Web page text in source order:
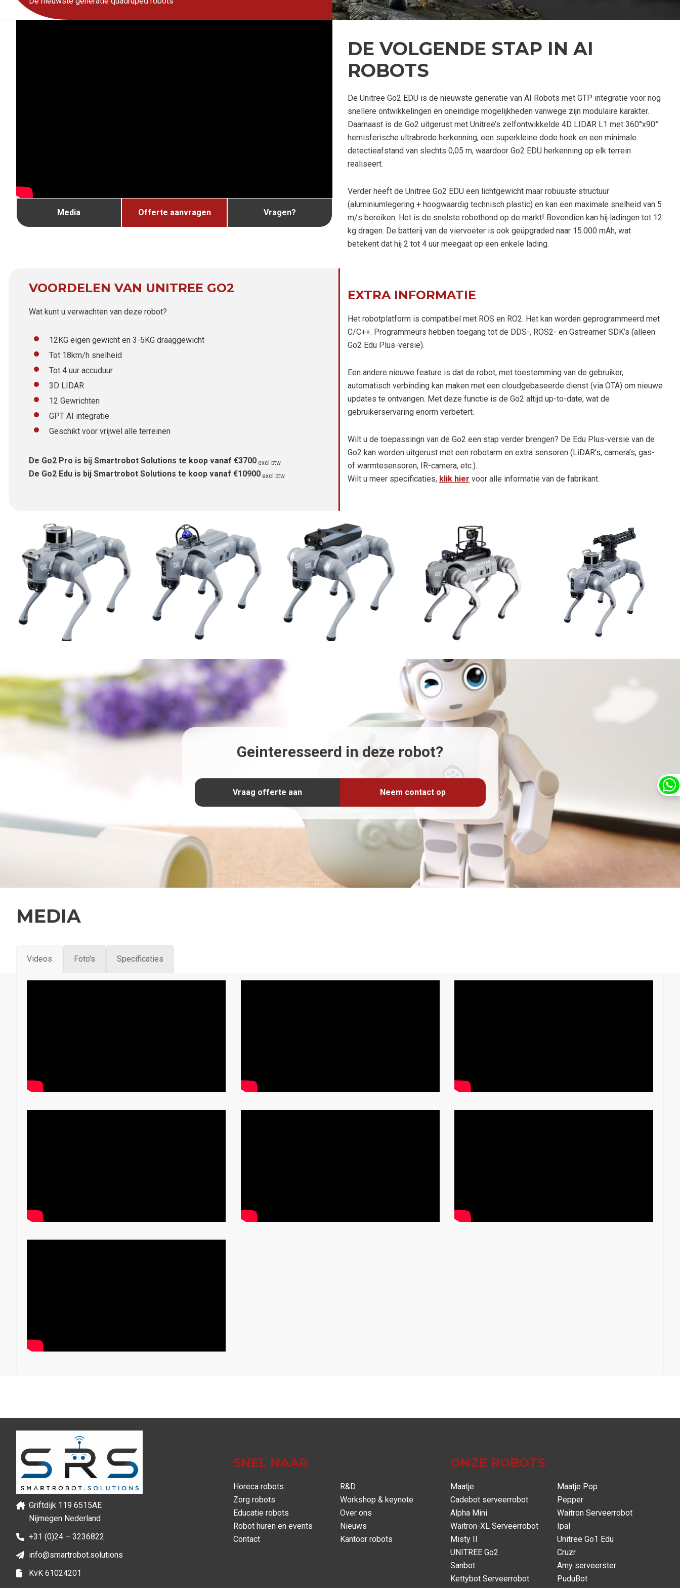
Media Offerte aanvragen Vragen?
DE VOLGENDE STAP IN AI
ROBOTS
De Unitree Go2 EDU is de nieuwste generatie van AI Robots met GTP integratie voor nog
snellere ontwikkelingen en oneindige mogelijkheden vanwege zijn modulaire karakter.
Daarnaast is de Go2 uitgerust met Unitree’s zelfontwikkelde 4D LIDAR L1 met 360°x90°
hemisferische ultrabrede herkenning, een superkleine dode hoek en een minimale
detectieafstand van slechts 0,05 m, waardoor Go2 EDU herkenning op elk terrein
realiseert.
Verder heeft de Unitree Go2 EDU een lichtgewicht maar robuuste structuur
(aluminiumlegering + hoogwaardig technisch plastic) en kan een maximale snelheid van 5
m/s bereiken. Het is de snelste robothond op de markt! Bovendien kan hij ladingen tot 12
kg dragen. De batterij van de viervoeter is ook geüpgraded naar 15.000 mAh, wat
betekent dat hij 2 tot 4 uur meegaat op een enkele lading.
VOORDELEN VAN UNITREE GO2
Wat kunt u verwachten van deze robot?
12KG eigen gewicht en 3-5KG draaggewicht
Tot 18km/h snelheid
Tot 4 uur accuduur
3D LIDAR
12 Gewrichten
GPT AI integratie
Geschikt voor vrijwel alle terreinen
De Go2 Pro is bij Smartrobot Solutions te koop vanaf €3700 excl btw
De Go2 Edu is bij Smartrobot Solutions te koop vanaf €10900 excl btw
EXTRA INFORMATIE
Het robotplatform is compatibel met ROS en RO2. Het kan worden geprogrammeerd met
C/C++. Programmeurs hebben toegang tot de DDS-, ROS2- en Gstreamer SDK’s (alleen
Go2 Edu Plus-versie).
Een andere nieuwe feature is dat de robot, met toestemming van de gebruiker,
automatisch verbinding kan maken met een cloudgebaseerde dienst (via OTA) om nieuwe
updates te ontvangen. Met deze functie is de Go2 altijd up-to-date, wat de
gebruikerservaring enorm verbetert.
Wilt u de toepassingn van de Go2 een stap verder brengen? De Edu Plus-versie van de
Go2 kan worden uitgerust met een robotarm en extra sensoren (LiDAR’s, camera’s, gas-
of warmtesensoren, IR-camera, etc.).
Wilt u meer specificaties, klik hier voor alle informatie van de fabrikant.
Geinteresseerd in deze robot?
Vraag offerte aan Neem contact op
MEDIA
Videos Foto's Specificaties
Griftdijk 119 6515AE
Nijmegen Nederland
+31 (0)24 – 3236822
info@smartrobot.solutions
KvK 61024201
SNEL NAAR
Horeca robots
R&D
Zorg robots
Workshop & keynote
Educatie robots
Over ons
Robot huren en events
Nieuws
Contact
Kantoor robots
ONZE ROBOTS
Maatje
Maatje Pop
Cadebot serveerrobot
Pepper
Alpha Mini
Waitron Serveerrobot
Waitron-XL Serveerrobot
Ipal
Misty II
Unitree Go1 Edu
UNITREE Go2
Cruzr
Sanbot
Amy serveerster
Kettybot Serveerrobot
PuduBot